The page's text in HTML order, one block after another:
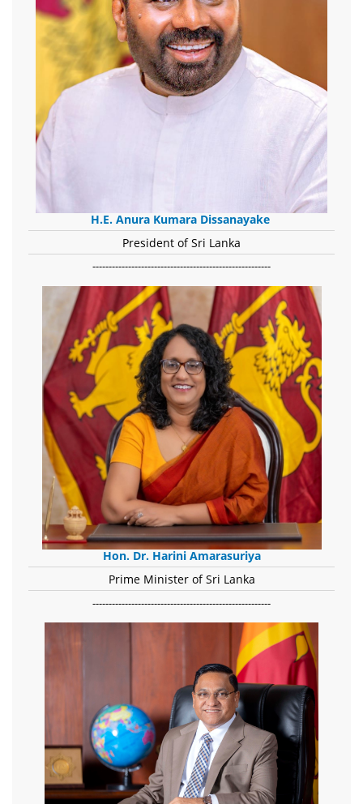
H.E. Anura Kumara Dissanayake
President of Sri Lanka
-------------------------------------------------------
Hon. Dr. Harini Amarasuriya
Prime Minister of Sri Lanka
-------------------------------------------------------